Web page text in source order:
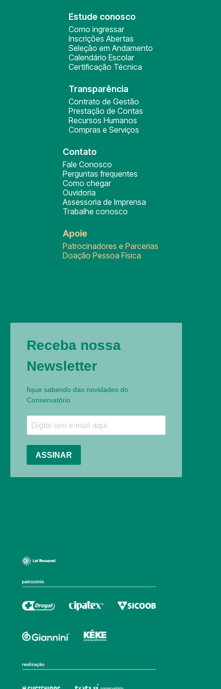
Estude conosco
Como ingressar
Inscrições Abertas
Seleção em Andamento
Calendário Escolar
Certificação Técnica
Transparência
Contrato de Gestão
Prestação de Contas
Recursos Humanos
Compras e Serviços
Contato
Fale Conosco
Perguntas frequentes
Como chegar
Ouvidoria
Assessoria de Imprensa
Trabalhe conosco
Apoie
Patrocinadores e Parcerias
Doação Pessoa Física